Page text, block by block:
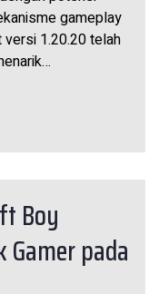
gameplay
versi 1.20.20 telah
Boy
pada